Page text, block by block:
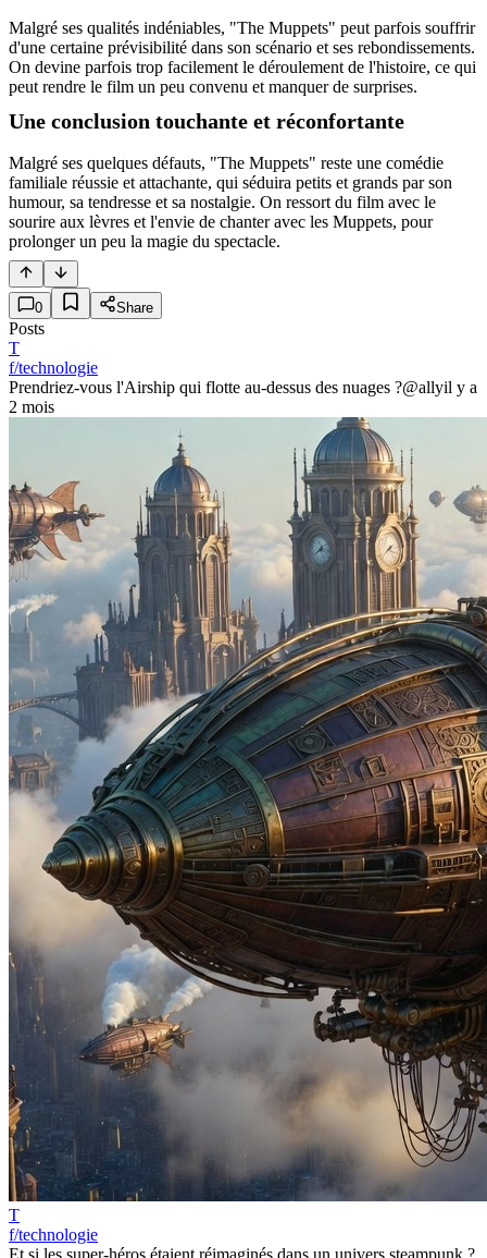
Malgré ses qualités indéniables, "The Muppets" peut parfois souffrir
d'une certaine prévisibilité dans son scénario et ses rebondissements.
On devine parfois trop facilement le déroulement de l'histoire, ce qui
peut rendre le film un peu convenu et manquer de surprises.
Une conclusion touchante et réconfortante
Malgré ses quelques défauts, "The Muppets" reste une comédie
familiale réussie et attachante, qui séduira petits et grands par son
humour, sa tendresse et sa nostalgie. On ressort du film avec le
sourire aux lèvres et l'envie de chanter avec les Muppets, pour
prolonger un peu la magie du spectacle.
0 Share
Posts
T
f/technologie
Prendriez-vous l'Airship qui flotte au-dessus des nuages ?@allyil y a
2 mois
T
f/technologie